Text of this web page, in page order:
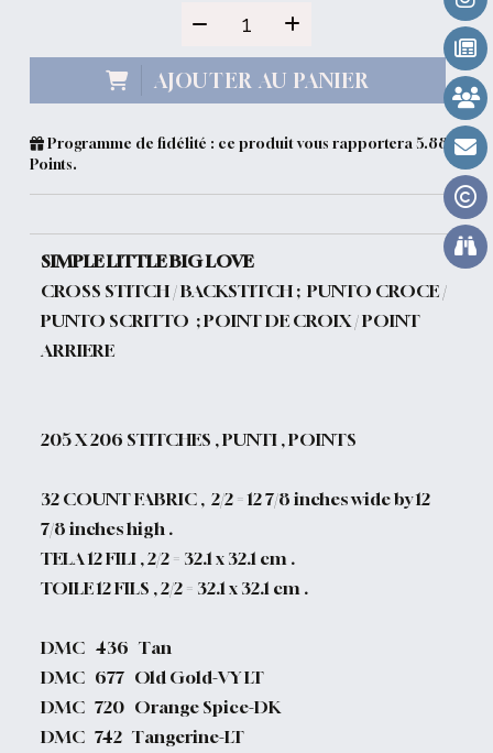
AJOUTER AU PANIER
Programme de fidélité : ce produit vous rapportera5.88
Points.
SIMPLE LITTLE BIG LOVE
CROSS STITCH / BACKSTITCH ; PUNTO CROCE /
PUNTO SCRITTO ; POINT DE CROIX / POINT
ARRIERE
205X 206 STITCHES , PUNTI , POINTS
32 COUNT FABRIC , 2/2 = 12 7/8 inches wide by 12
7/8 inches high .
TELA 12 FILI , 2/2 = 32.1 x 32.1 cm .
TOILE 12 FILS , 2/2 = 32.1 x 32.1 cm .
DMC 436 Tan
DMC 677 Old Gold-VY LT
DMC 720 Orange Spice-DK
DMC 742 Tangerine-LT